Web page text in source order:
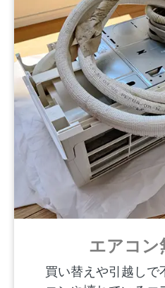
エアコン
買い替えや引越しで